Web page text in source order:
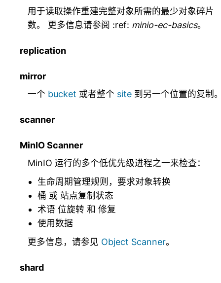
用于读取操作重建完整对象所需的最少对象碎片
数。 更多信息请参阅 :ref: minio-ec-basics。
replication
mirror
一个 bucket 或者整个 site 到另一个位置的复制
scanner
MinIO Scanner
MinIO 运行的多个低优先级进程之一来检查：
生命周期管理规则，要求对象转换
桶 或 站点复制状态
术语 位旋转 和 修复
使用数据
更多信息，请参见 Object Scanner。
shard